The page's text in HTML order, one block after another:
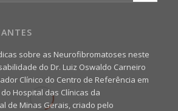
sobre as Neurofibromatoses neste
do Dr. Luiz Oswaldo Carneiro
Clínico do Centro de Referência em
Hospital das Clínicas da
de Minas Gerais, criado pelo